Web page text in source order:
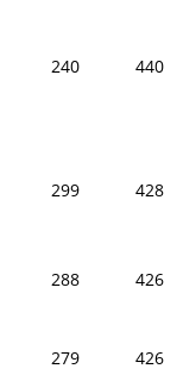
240 440
299 428
288
426
279 426